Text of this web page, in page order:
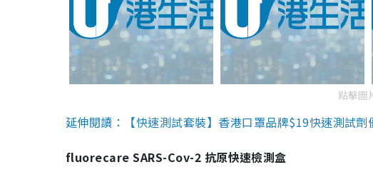
點擊圖
延伸閱讀：【快速測試套裝】香港口罩品牌$19快速測試
fluorecare SARS-Cov-2 抗原快速檢測盒